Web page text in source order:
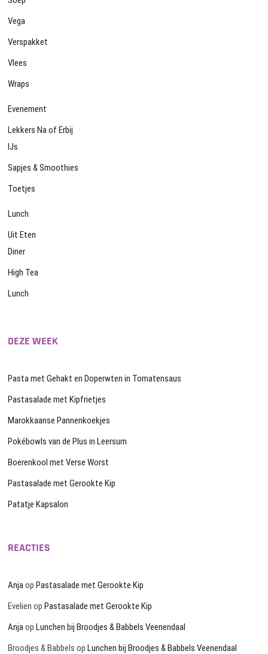
Vega
Verspakket
Vlees
Wraps
Evenement
Lekkers Na of Erbij
IJs
Sapjes & Smoothies
Toetjes
Lunch
Uit Eten
Diner
High Tea
Lunch
DEZE WEEK
Pasta met Gehakt en Doperwten in Tomatensaus
Pastasalade met Kipfrietjes
Marokkaanse Pannenkoekjes
Pokébowls van de Plus in Leersum
Boerenkool met Verse Worst
Pastasalade met Gerookte Kip
Patatje Kapsalon
REACTIES
AnjaopPastasalade met Gerookte Kip
Evelien opPastasalade met Gerookte Kip
AnjaopLunchen bij Broodjes & Babbels Veenendaal
Broodjes & Babbels opLunchen bij Broodjes & Babbels Veenendaal